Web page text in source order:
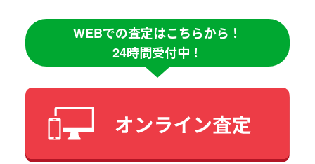
WEBでの査定はこちらから！
24時間受付中！